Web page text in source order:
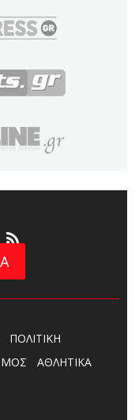
ΠΟΛΙΤΙΚΗ
ΑΘΛΗΤΙΚΑ